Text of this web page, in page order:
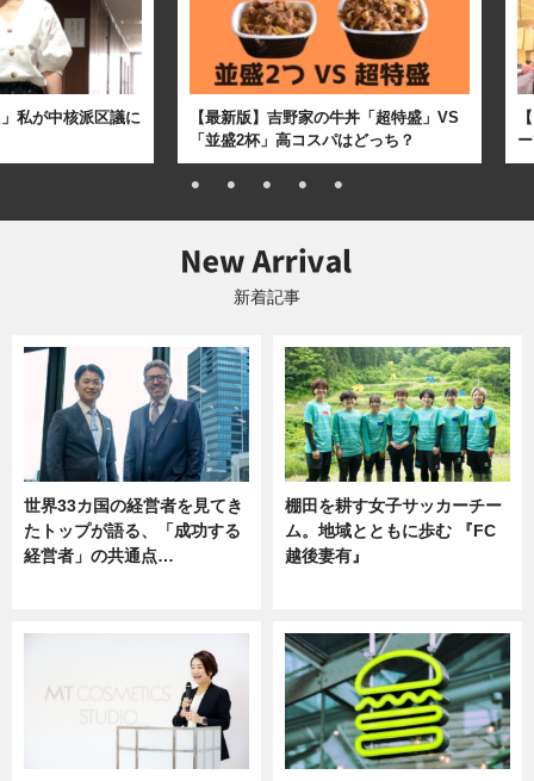
私が中核派区議に
【最新版】吉野家の牛丼「超特盛」VS
「並盛2杯」高コスパはどっち？
新着記事
世界33カ国の経営者を見てき
たトップが語る、「成功する
経営者」の共通点…
棚田を耕す女子サッカーチー
ム。地域とともに歩む 『FC
越後妻有』